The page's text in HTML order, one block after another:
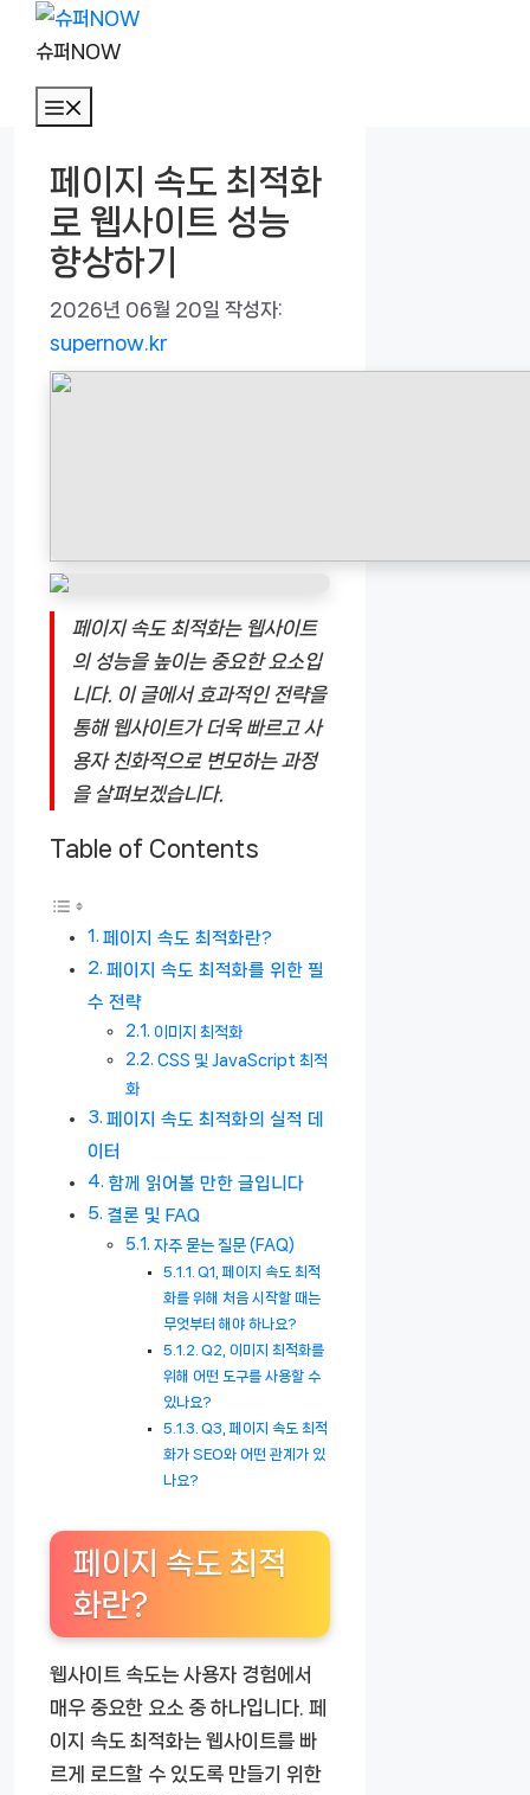
슈퍼NOW
페이지 속도 최적화
로 웹사이트 성능
향상하기
2026년 06월 20일 작성자:
supernow.kr
페이지 속도 최적화는 웹사이트
의 성능을 높이는 중요한 요소입
니다. 이 글에서 효과적인 전략을
통해 웹사이트가 더욱 빠르고 사
용자 친화적으로 변모하는 과정
을 살펴보겠습니다.
Table of Contents
페이지 속도 최적화란?
페이지 속도 최적화를 위한 필
수 전략
이미지 최적화
CSS 및 JavaScript 최적
화
페이지 속도 최적화의 실적 데
이터
함께 읽어볼 만한 글입니다
결론 및 FAQ
자주 묻는 질문 (FAQ)
Q1, 페이지 속도 최적
화를 위해 처음 시작할 때는
무엇부터 해야 하나요?
Q2, 이미지 최적화를
위해 어떤 도구를 사용할 수
있나요?
Q3, 페이지 속도 최적
화가 SEO와 어떤 관계가 있
나요?
페이지 속도 최적
화란?
웹사이트 속도는 사용자 경험에서
매우 중요한 요소 중 하나입니다. 페
이지 속도 최적화는 웹사이트를 빠
르게 로드할 수 있도록 만들기 위한